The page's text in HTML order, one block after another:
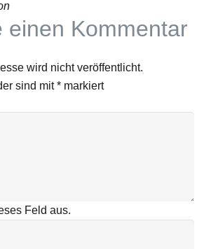
einen Kommentar
wird nicht veröffentlicht.
sind mit* markiert
Feld aus.